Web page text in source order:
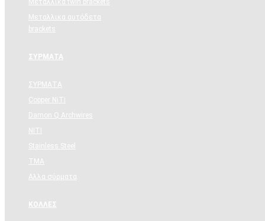
Μεταλλικα twin brackets
Μεταλλικα αυτόδετα
brackets
ΣΥΡΜΑΤΑ
ΣΥΡΜΑΤΑ
Copper NiTi
Damon Q Archwires
NITI
Stainless Steel
TMA
Αλλα σύρματα
ΚΟΛΛΕΣ